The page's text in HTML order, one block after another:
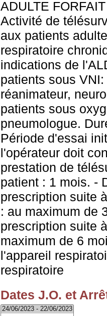
ADULTE
Activité de
aux patients
respiratoire
indications de
patients sous
réanimateur,
patients sous
pneumologue.
Période d'essai
l'opérateur doit
prestation de
patient : 1 mois. -
prescription suite
: au maximum de
prescription suite
maximum de 6
l'appareil
respiratoire
Dates J.O. et